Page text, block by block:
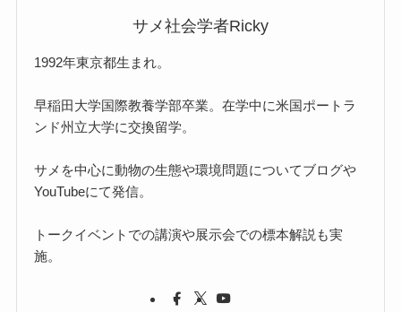
サメ社会学者Ricky
1992年東京都生まれ。
早稲田大学国際教養学部卒業。在学中に米国ポートラ
ンド州立大学に交換留学。
サメを中心に動物の生態や環境問題についてブログや
YouTubeにて発信。
トークイベントでの講演や展示会での標本解説も実
施。